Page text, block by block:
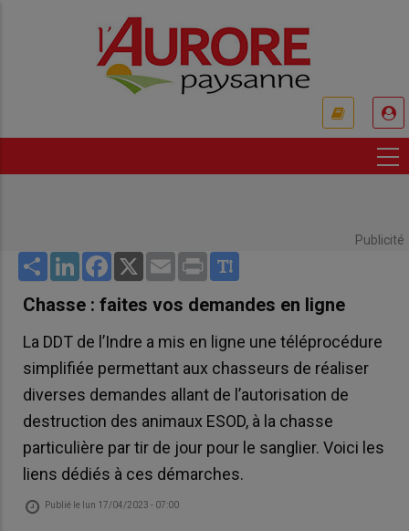
Publicité
Share LinkedInFacebook
X Email Print
Chasse : faites vos demandes en ligne
La DDT de l’Indre a mis en ligne une téléprocédure
simplifiée permettant aux chasseurs de réaliser
diverses demandes allant de l’autorisation de
destruction des animaux ESOD, à la chasse
particulière par tir de jour pour le sanglier. Voici les
liens dédiés à ces démarches.
Publié le lun 17/04/2023 - 07:00